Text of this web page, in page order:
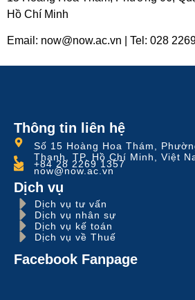
Hồ Chí Minh
Email: now@now.ac.vn | Tel: 028
Thông tin liên hệ
Số 15 Hoàng Hoa Thám,
Thạnh, TP. Hồ Chí Minh, Việt
+84 28 2269 1357
now@now.ac.vn
Dịch vụ
Dịch vụ tư vấn
Dịch vụ nhân sự
Dịch vụ kế toán
Dịch vụ về Thuế
Facebook Fanpage